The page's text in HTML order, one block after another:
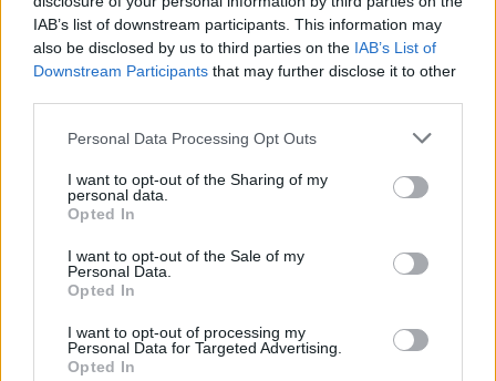
IAB’s list of downstream participants. This information may
also be disclosed by us to third parties on the IAB’s List of
Downstream Participants that may further disclose it to other
Personal Data Processing Opt Outs
I want to opt-out of the Sharing of my
personal data.
Opted In
I want to opt-out of the Sale of my
Personal Data.
Opted In
I want to opt-out of processing my
Personal Data for Targeted Advertising.
Opted In